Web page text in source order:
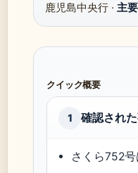
鹿児島中央行 · 主
クイック概要
1 確認され
さくら752